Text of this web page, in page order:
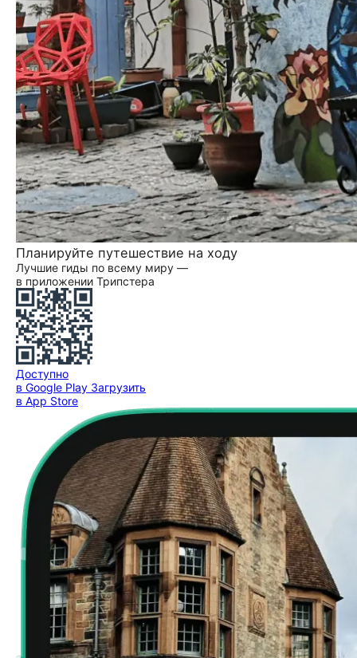
Планируйте путешествие на ходу
Лучшие гиды по всему миру —
в приложении Трипстера
Доступно
в Google Play Загрузить
в App Store